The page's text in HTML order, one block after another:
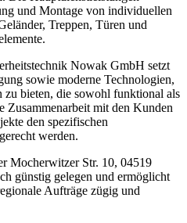
und Montage von individuellen
Treppen, Türen und
Nowak GmbH setzt
sowie moderne Technologien,
zu bieten, die sowohl funktional als
Zusammenarbeit mit den Kunden
den spezifischen
werden.
Mocherwitzer Str. 10, 04519
günstig gelegen und ermöglicht
Aufträge zügig und